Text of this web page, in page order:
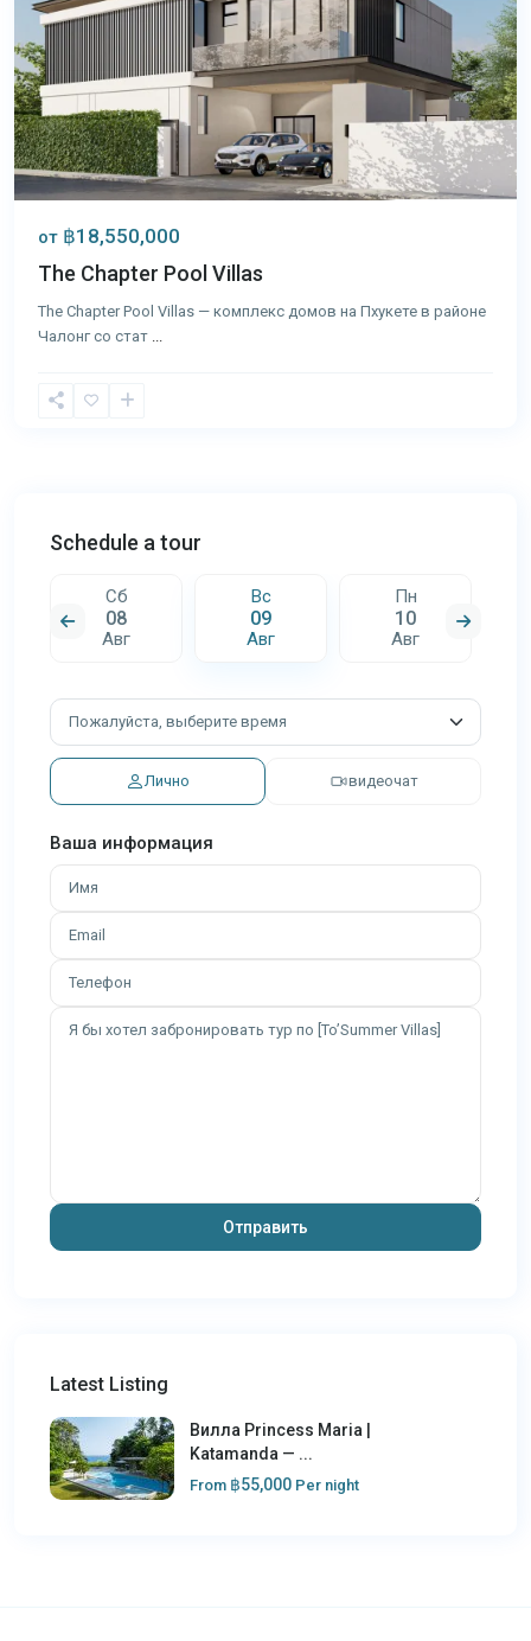
от ฿18,550,000
The Chapter Pool Villas
The Chapter Pool Villas — комплекс домов на Пхукете в районе
Чалонг со стат
Schedule a tour
Сб
08
Авг
Вс
09
Авг
Пн
10
Авг
Лично видеочат
Ваша информация
Latest Listing
Вилла Princess Maria |
Katamanda — ...
From ฿55,000 Per night